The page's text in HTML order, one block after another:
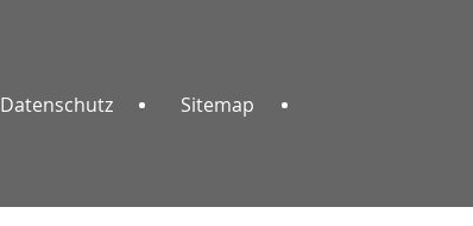
Datenschutz Sitemap